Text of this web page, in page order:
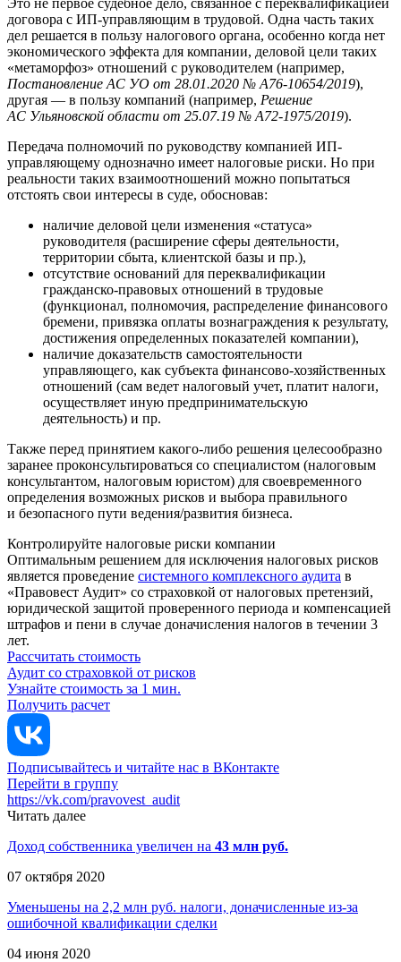
Это не первое судебное дело, связанное с переквалификацией
договора с ИП-управляющим в трудовой. Одна часть таких
дел решается в пользу налогового органа, особенно когда нет
экономического эффекта для компании, деловой цели таких
«метаморфоз» отношений с руководителем (например,
Постановление АС УО от 28.01.2020 № А76-10654/2019),
другая — в пользу компаний (например, Решение
АС Ульяновской области от 25.07.19 № А72-1975/2019).
Передача полномочий по руководству компанией ИП-
управляющему однозначно имеет налоговые риски. Но при
реальности таких взаимоотношений можно попытаться
отстоять свои интересы в суде, обосновав:
наличие деловой цели изменения «статуса»
руководителя (расширение сферы деятельности,
территории сбыта, клиентской базы и пр.),
отсутствие оснований для переквалификации
гражданско-правовых отношений в трудовые
(функционал, полномочия, распределение финансового
бремени, привязка оплаты вознаграждения к результату,
достижения определенных показателей компании),
наличие доказательств самостоятельности
управляющего, как субъекта финансово-хозяйственных
отношений (сам ведет налоговый учет, платит налоги,
осуществляет иную предпринимательскую
деятельность) и пр.
Также перед принятием какого-либо решения целесообразно
заранее проконсультироваться со специалистом (налоговым
консультантом, налоговым юристом) для своевременного
определения возможных рисков и выбора правильного
и безопасного пути ведения/развития бизнеса.
Контролируйте налоговые риски компании
Оптимальным решением для исключения налоговых рисков
является проведение системного комплексного аудита в
«Правовест Аудит» со страховкой от налоговых претензий,
юридической защитой проверенного периода и компенсацией
штрафов и пени в случае доначисления налогов в течении 3
лет.
Рассчитать стоимость
Аудит со страховкой от рисков
Узнайте стоимость за 1 мин.
Получить расчет
Подписывайтесь и читайте нас в ВКонтакте
Перейти в группу
https://vk.com/pravovest_audit
Читать далее
Доход собственника увеличен на 43 млн руб.
07 октября 2020
Уменьшены на 2,2 млн руб. налоги, доначисленные из-за
ошибочной квалификации сделки
04 июня 2020